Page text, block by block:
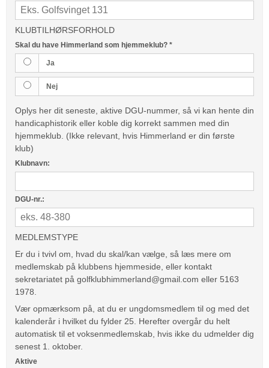
KLUBTILHØRSFORHOLD
Skal du have Himmerland som hjemmeklub? *
Ja
Nej
Oplys her dit seneste, aktive DGU-nummer, så vi kan hente din
handicaphistorik eller koble dig korrekt sammen med din
hjemmeklub. (Ikke relevant, hvis Himmerland er din første
klub)
Klubnavn:
DGU-nr.:
MEDLEMSTYPE
Er du i tvivl om, hvad du skal/kan vælge, så læs mere om
medlemskab på klubbens hjemmeside, eller kontakt
sekretariatet på golfklubhimmerland@gmail.com eller 5163
1978.
Vær opmærksom på, at du er ungdomsmedlem til og med det
kalenderår i hvilket du fylder 25. Herefter overgår du helt
automatisk til et voksenmedlemskab, hvis ikke du udmelder dig
senest 1. oktober.
Aktive